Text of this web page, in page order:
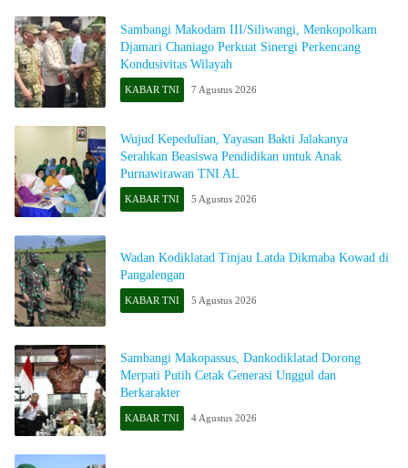
Sambangi Makodam III/Siliwangi, Menkopolkam
Djamari Chaniago Perkuat Sinergi Perkencang
Kondusivitas Wilayah
KABAR TNI 7 Agustus 2026
Wujud Kepedulian, Yayasan Bakti Jalakanya
Serahkan Beasiswa Pendidikan untuk Anak
Purnawirawan TNI AL
KABAR TNI 5 Agustus 2026
Wadan Kodiklatad Tinjau Latda Dikmaba Kowad di
Pangalengan
KABAR TNI 5 Agustus 2026
​Sambangi Makopassus, Dankodiklatad Dorong
Merpati Putih Cetak Generasi Unggul dan
Berkarakter
KABAR TNI 4 Agustus 2026